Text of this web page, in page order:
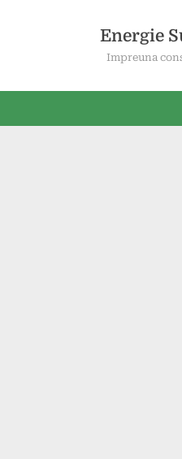
Energie
Impreuna